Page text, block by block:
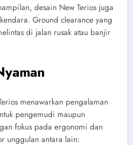
desain New Terios juga
Ground clearance yang
di jalan rusak atau banjir
menawarkan pengalaman
pengemudi maupun
fokus pada ergonomi dan
unggulan antara lain: